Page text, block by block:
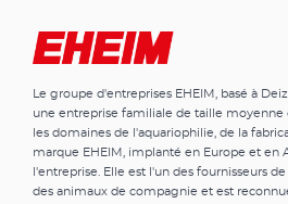
Le groupe d'entreprises EHEIM, basé à
une entreprise familiale de taille moyenne
les domaines de l'aquariophilie, de la
marque EHEIM, implanté en Europe et en
l'entreprise. Elle est l'un des fournisseurs
des animaux de compagnie et est